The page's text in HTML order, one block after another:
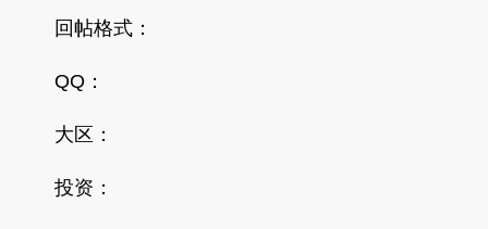
回帖格式：
QQ：
大区：
投资：